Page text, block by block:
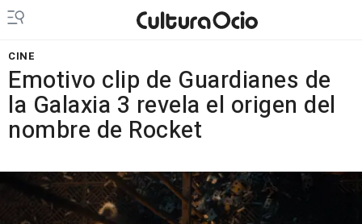
CINE
Emotivo clip de Guardianes de
la Galaxia 3 revela el origen del
nombre de Rocket